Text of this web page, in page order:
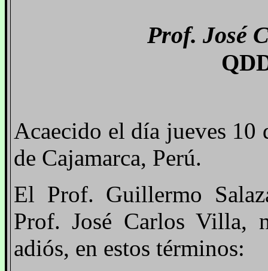
Prof. José
Acaecido el día jueves 10
de Cajamarca, Perú.
El Prof. Guillermo
Prof. José Carlos Villa,
adiós, en estos términos: